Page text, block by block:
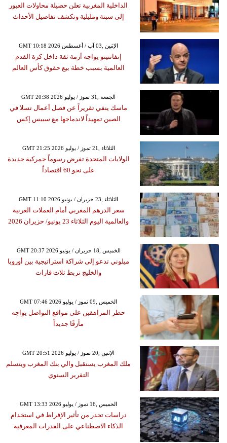
الداخلية المغربية تعلن حصيلة محاولات العبور
إلى سبتة ومليلية وتكشف تفاصيل الأحداث
GMT 10:18 2026 الإثنين ,03 آب / أغسطس
إنفانتينو يواجه أزمة ثقة داخل كرة القدم
العالمية بسبب خطة بيع حقوق كأس العالم
GMT 20:38 2026 الجمعة ,31 تموز / يوليو
ماسك ينفي تقريراً عن فصل أعمال تسلا في
الصين تمهيداً لاندماجها مع سبيس إكس
GMT 21:25 2026 الثلاثاء ,21 تموز / يوليو
الولايات المتحدة تفرض رسوماً جمركية جديدة
على نحو 60 اقتصاداً
GMT 11:10 2026 الثلاثاء ,23 حزيران / يونيو
سعر الدرهم المغربي أمام العملات العربية
والعالمية اليوم الثلاثاء 23 يونيو/ حزيران 2026
GMT 20:37 2026 الخميس ,18 حزيران / يونيو
ميلوني تدعو إلى شراكة استراتيجية بين أوروبا
والخليج تربط ثلاث قارات
GMT 07:46 2026 الخميس ,09 تموز / يوليو
حظر المراهقين على مواقع التواصل يواجه
مأزقًا جديداً
GMT 20:51 2026 الإثنين ,20 تموز / يوليو
ملك المغرب يستقبل والي بنك المغرب ويتسلم
التقرير السنوي
GMT 13:33 2026 الخميس ,16 تموز / يوليو
دراسات تحذر من تأثير الإفراط في استخدام
الذكاء الاصطناعي على القدرات المعرفية